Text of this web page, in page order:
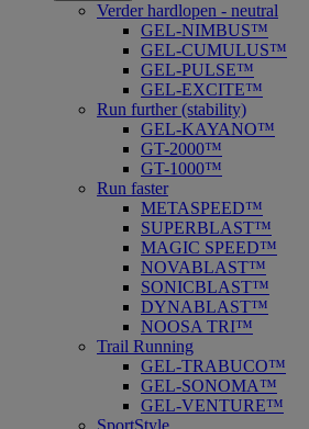
Verder hardlopen - neutral
GEL-NIMBUS™
GEL-CUMULUS™
GEL-PULSE™
GEL-EXCITE™
Run further (stability)
GEL-KAYANO™
GT-2000™
GT-1000™
Run faster
METASPEED™
SUPERBLAST™
MAGIC SPEED™
NOVABLAST™
SONICBLAST™
DYNABLAST™
NOOSA TRI™
Trail Running
GEL-TRABUCO™
GEL-SONOMA™
GEL-VENTURE™